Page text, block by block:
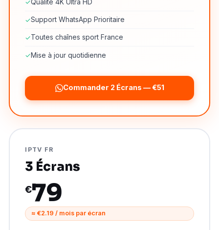
✓Qualité 4K Ultra HD
✓Support WhatsApp Prioritaire
✓Toutes chaînes sport France
✓Mise à jour quotidienne
Commander 2 Écrans — €51
IPTV FR
3 Écrans
€79
≈ €2.19 / mois par écran